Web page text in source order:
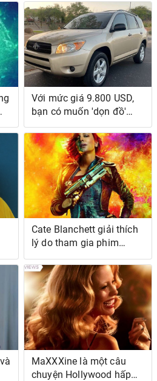
Với mức giá 9.800 USD,
bạn có muốn 'dọn đồ'
trong chiếc Toyota RAV4
2008 bảy chỗ này không?
Cate Blanchett giải thích
lý do tham gia phim
Borderlands
MaXXXine là một câu
chuyện Hollywood hấp